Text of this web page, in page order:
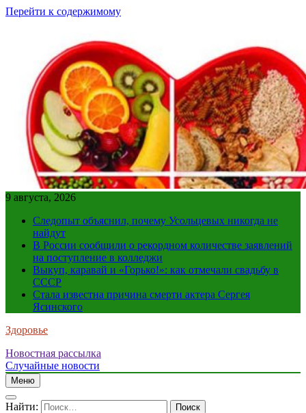
Перейти к содержимому
9 августа, 2026
Следопыт объяснил, почему Усольцевых никогда не
найдут
В России сообщили о рекордном количестве заявлений
на поступление в колледжи
Выкуп, каравай и «Горько!»: как отмечали свадьбу в
СССР
Стала известна причина смерти актера Сергея
Ясинского
Здоровье
Новостная рассылка
Случайные новости
Меню
Найти: